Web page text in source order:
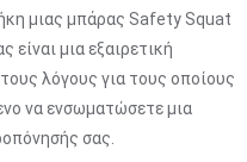
μιας μπάρας Safety Squat
είναι μια εξαιρετική
λόγους για τους οποίους
να ενσωματώσετε μια
σας.